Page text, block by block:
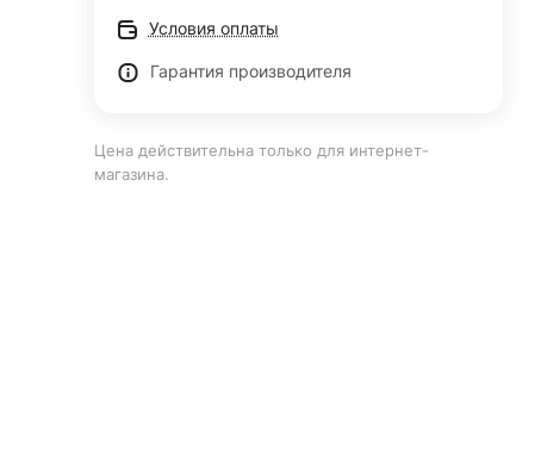
Условия оплаты
Гарантия производителя
Цена действительна только для интернет-
магазина.